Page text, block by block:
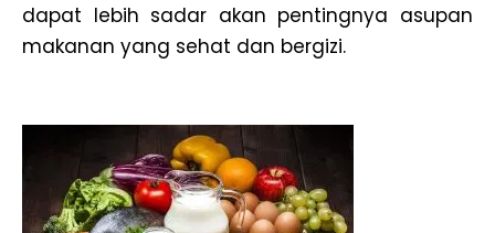
dapat lebih sadar akan pentingnya asupan
makanan yang sehat dan bergizi.